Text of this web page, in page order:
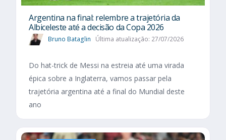
Argentina na final: relembre a trajetória da
Albiceleste até a decisão da Copa 2026
Bruno Bataglin Última atualização: 27/07/2026
Do hat-trick de Messi na estreia até uma virada
épica sobre a Inglaterra, vamos passar pela
trajetória argentina até a final do Mundial deste
ano